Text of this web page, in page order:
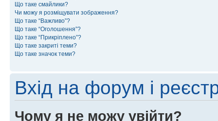
Що таке смайлики?
Чи можу я розміщувати зображення?
Що таке “Важливо”?
Що таке “Оголошення”?
Що таке “Прикріплено”?
Що таке закриті теми?
Що таке значок теми?
Вхід на форум і
Чому я не можу увійти?